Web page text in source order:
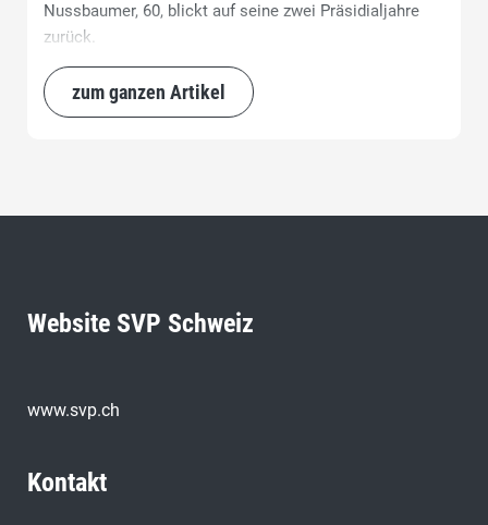
Nussbaumer, 60, blickt auf seine zwei Präsidialjahre
zurück.
zum ganzen Artikel
Website SVP Schweiz
www.svp.ch
Kontakt